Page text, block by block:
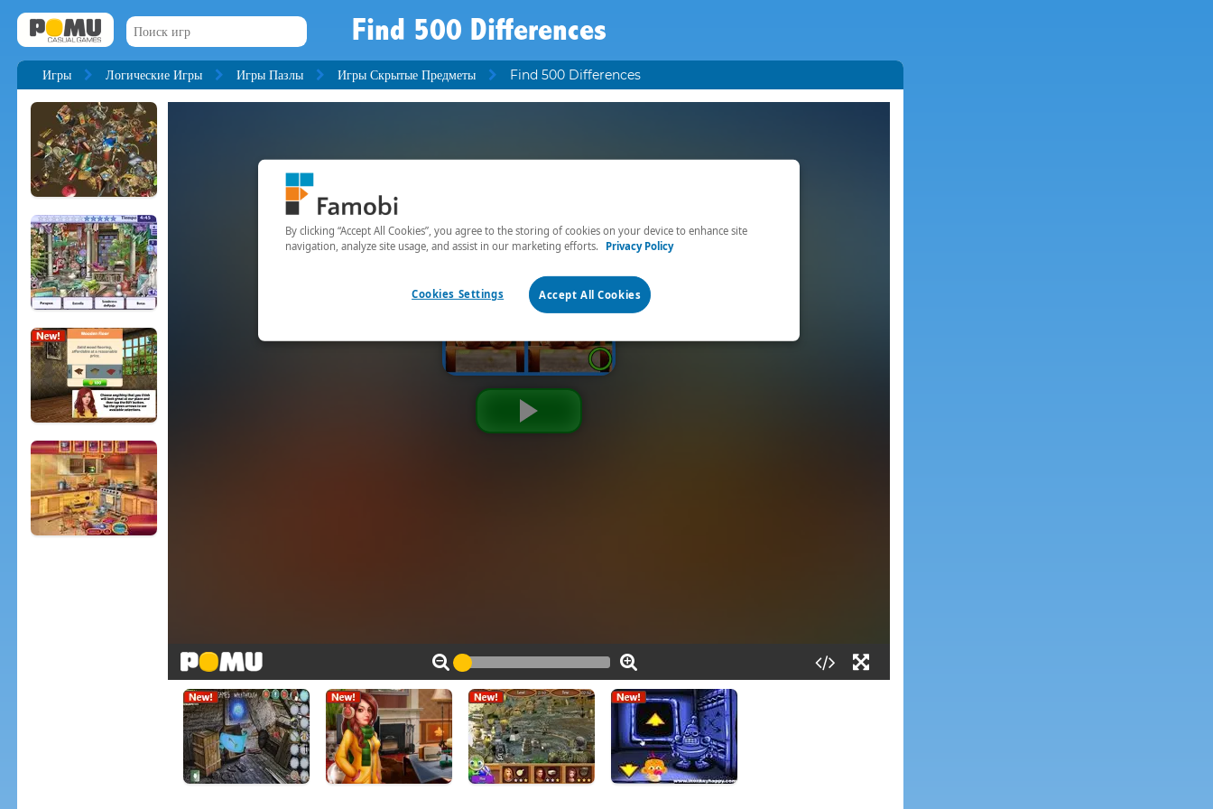
Find 500 Differences
Игры Логические Игры Игры Пазлы Игры Скрытые Предметы Find 500 Differences